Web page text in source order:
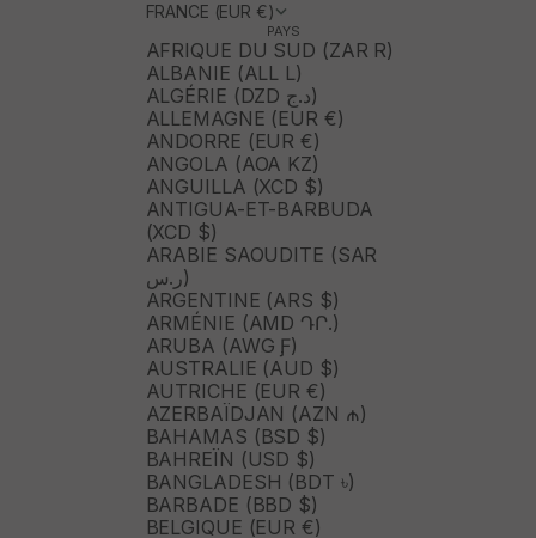
FRANCE (EUR €)
PAYS
AFRIQUE DU SUD (ZAR R)
ALBANIE (ALL L)
ALGÉRIE (DZD د.ج)
ALLEMAGNE (EUR €)
ANDORRE (EUR €)
ANGOLA (AOA KZ)
ANGUILLA (XCD $)
ANTIGUA-ET-BARBUDA
(XCD $)
ARABIE SAOUDITE (SAR
ر.س)
ARGENTINE (ARS $)
ARMÉNIE (AMD ԴՐ.)
ARUBA (AWG Ƒ)
AUSTRALIE (AUD $)
AUTRICHE (EUR €)
AZERBAÏDJAN (AZN ₼)
BAHAMAS (BSD $)
BAHREÏN (USD $)
BANGLADESH (BDT ৳)
BARBADE (BBD $)
BELGIQUE (EUR €)